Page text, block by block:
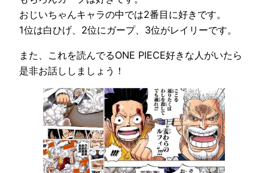
おじいちゃんキャラの中では2番目に好きです。
1位は白ひげ、2位にガープ、3位がレイリーです。
また、これを読んでるONE PIECE好きな人がいたら
是非お話ししましょう！